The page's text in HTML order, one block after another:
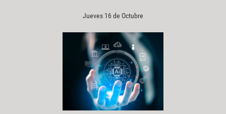
Jueves 16 de Octubre